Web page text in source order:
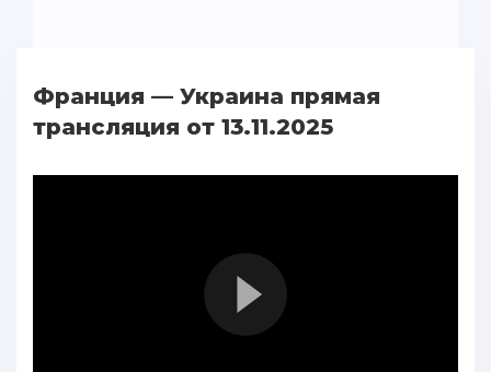
Франция — Украина прямая
трансляция от 13.11.2025